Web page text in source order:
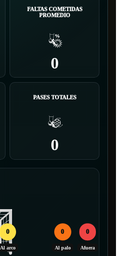
FALTAS COMETIDAS
PROMEDIO
0
PASES TOTALES
0
0
Al arco
0
Al palo
0
Afuera